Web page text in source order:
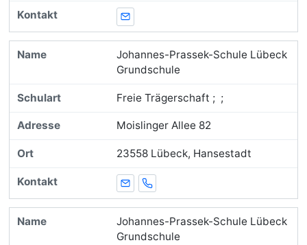
E-Mail
Johannes-Prassek-Schule Lübeck
Grundschule
Freie Trägerschaft ; ;
Moislinger Allee 82
23558 Lübeck, Hansestadt
E-MailTelefon
Johannes-Prassek-Schule Lübeck
Grundschule